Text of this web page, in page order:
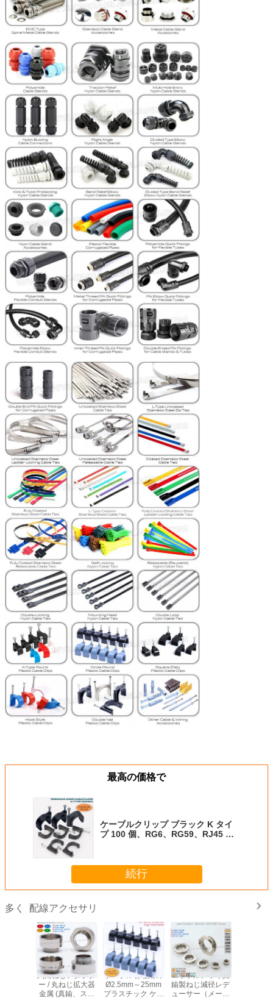
最高の価格で
ケーブルクリップ ブラック K タイ
プ 100 個、RG6、RG59、RJ45 同
丸型ケーブルクリップ
続行
多く 配線アクセサリ
六角ねじアダプタ
ー / 丸ねじ拡大器
金属 (真鍮、ステ
ケーブル管理用の
Ø2.5mm～25mm
プラスチック ケー
ニッケルメッキ真
鍮製ねじ減径レデ
ューサー（メート